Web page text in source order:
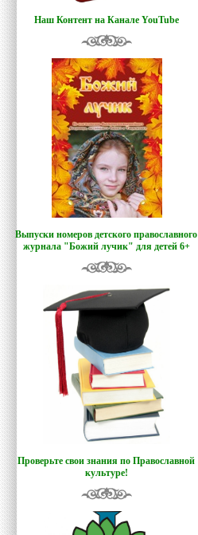
Наш Контент на Канале YouTube
Выпуски номеров детского православного
журнала "Божий лучик" для детей 6+
Проверьте свои знания по Православной
культуре!